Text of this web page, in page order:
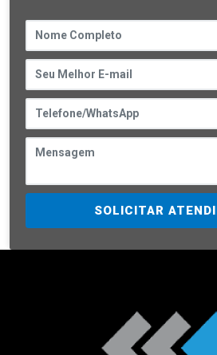
SOLICITAR